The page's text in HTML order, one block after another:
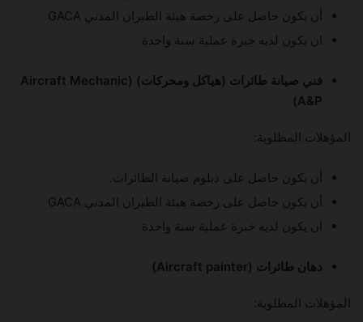
أن يكون حاصل على رخصة هيئة الطيران المدني GACA
ان يكون لديه خبرة عملية سنة واحدة
فني صيانة طائرات (هياكل ومحركات) (Aircraft Mechanic
A&P)
المؤهلات المطلوبة:
أن يكون حاصل على دبلوم صيانة الطائرات.
أن يكون حاصل على رخصة هيئة الطيران المدني GACA
ان يكون لديه خبرة عملية سنة واحدة
دهان طائرات (Aircraft painter)
المؤهلات المطلوبة: